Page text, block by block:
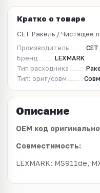
Кратко о товаре
CET Ракель / Чистящее
Производитель
CET
Бренд
LEXMARK
Тип расходника
Тип: ориг/совм
Описание
OEM код
Совместимость:
LEXMARK: MS911de,